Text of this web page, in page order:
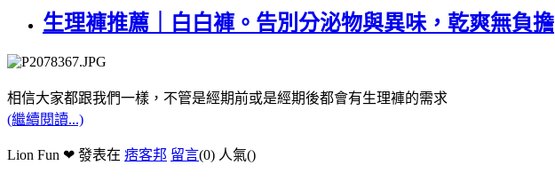
生理褲推薦｜白白褲。告別分泌物與異味，乾爽無負擔
相信大家都跟我們一樣，不管是經期前或是經期後都會有生理褲的需求
(繼續閱讀...)
Lion Fun ❤ 發表在 痞客邦 留言(0) 人氣()